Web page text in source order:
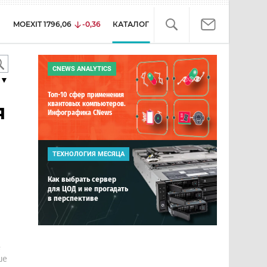
MOEXIT 1796,06 -0,36 КАТАЛОГ
▼
CNEWS ANALYTICS
Топ-10 сфер применения
квантовых компьютеров.
Инфографика CNews
ТЕХНОЛОГИЯ МЕСЯЦА
Как выбрать сервер
для ЦОД и не прогадать
в перспективе